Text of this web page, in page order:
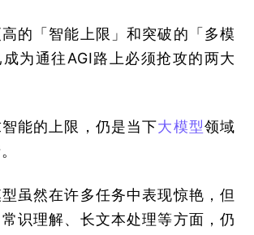
的「智能上限」和突破的「多模
为通往AGI路上必须抢攻的两大
能的上限，仍是当下大模型领域
虽然在许多任务中表现惊艳，但
识理解、长文本处理等方面，仍